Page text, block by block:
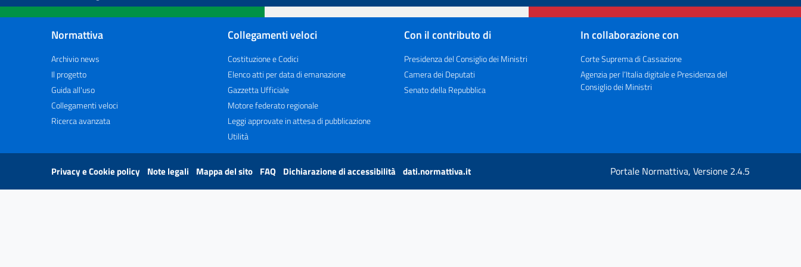
Normattiva
Archivio news
Il progetto
Guida all'uso
Collegamenti veloci
Ricerca avanzata
Collegamenti veloci
Costituzione e Codici
Elenco atti per data di emanazione
Gazzetta Ufficiale
Motore federato regionale
Leggi approvate in attesa di pubblicazione
Utilità
Con il contributo di
Presidenza del Consiglio dei Ministri
Camera dei Deputati
Senato della Repubblica
In collaborazione con
Corte Suprema di Cassazione
Agenzia per l’Italia digitale e Presidenza del
Consiglio dei Ministri
Privacy e Cookie policy Note legali Mappa del sito FAQ Dichiarazione di accessibilità dati.normattiva.it Portale Normattiva, Versione 2.4.5